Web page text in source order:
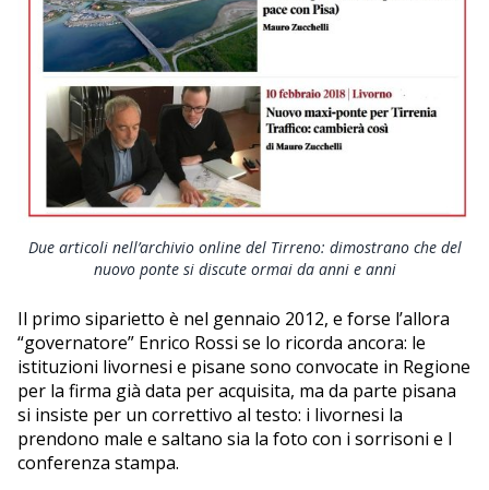
Due articoli nell’archivio online del Tirreno: dimostrano che del
nuovo ponte si discute ormai da anni e anni
Il primo siparietto è nel gennaio 2012, e forse l’allora
“governatore” Enrico Rossi se lo ricorda ancora: le
istituzioni livornesi e pisane sono convocate in Regione
per la firma già data per acquisita, ma da parte pisana
si insiste per un correttivo al testo: i livornesi la
prendono male e saltano sia la foto con i sorrisoni e l
conferenza stampa.